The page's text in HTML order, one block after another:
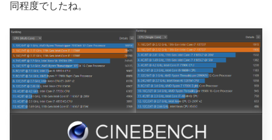
同程度でしたね。